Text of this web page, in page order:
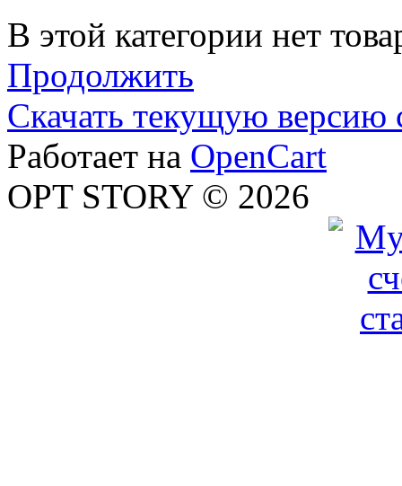
В этой категории нет
Продолжить
Скачать текущую версию
Работает на OpenCart
OPT STORY © 2026